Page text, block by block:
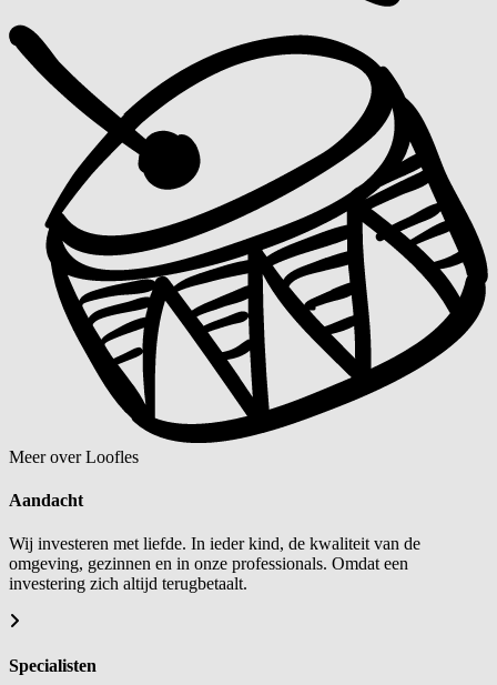
Meer over Loofles
Aandacht
Wij investeren met liefde. In ieder kind, de kwaliteit van de
omgeving, gezinnen en in onze professionals. Omdat een
investering zich altijd terugbetaalt.
Specialisten